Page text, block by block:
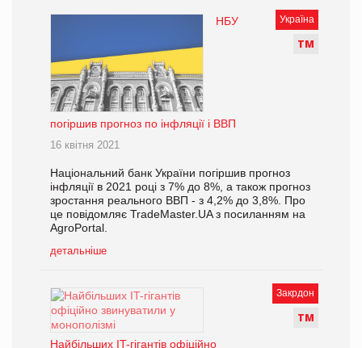
Україна
ТМ
НБУ
погіршив прогноз по інфляції і ВВП
16 квітня 2021
Національний банк України погіршив прогноз
інфляції в 2021 році з 7% до 8%, а також прогноз
зростання реального ВВП - з 4,2% до 3,8%. Про
це повідомляє TradeMaster.UA з посиланням на
AgroPortal.
детальніше
Закрдон
ТМ
Найбільших IT-гігантів офіційно